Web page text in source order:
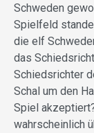
Schweden
Spielfeld
die elf
das
Schiedsrichter
Schal um den
Spiel
wahrscheinlich